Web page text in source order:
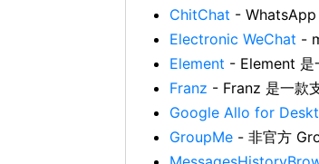
ChitChat - WhatsApp
Electronic WeChat -
Element - Element 是
Franz - Franz 是一款
Google Allo for
GroupMe - 非官方